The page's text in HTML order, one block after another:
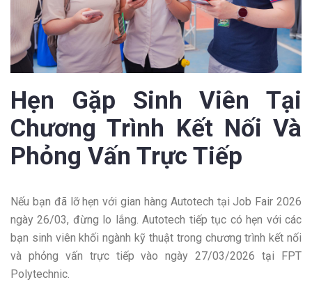
Hẹn Gặp Sinh Viên Tại
Chương Trình Kết Nối Và
Phỏng Vấn Trực Tiếp
Nếu bạn đã lỡ hẹn với gian hàng Autotech tại Job Fair 2026
ngày 26/03, đừng lo lắng. Autotech tiếp tục có hẹn với các
bạn sinh viên khối ngành kỹ thuật trong chương trình kết nối
và phỏng vấn trực tiếp vào ngày 27/03/2026 tại FPT
Polytechnic.